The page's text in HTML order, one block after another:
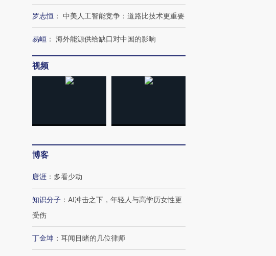
罗志恒 ： 中美人工智能竞争：道路比技术更重要
易峘 ： 海外能源供给缺口对中国的影响
视频
博客
唐涯 ： 多看少动
知识分子 ： AI冲击之下，年轻人与高学历女性更
受伤
丁金坤 ： 耳闻目睹的几位律师